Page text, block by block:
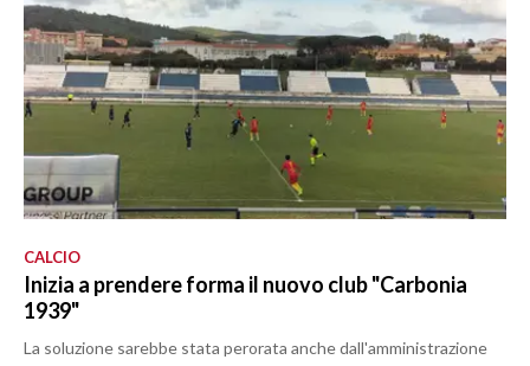
CALCIO
Inizia a prendere forma il nuovo club "Carbonia
1939"
La soluzione sarebbe stata perorata anche dall'amministrazione